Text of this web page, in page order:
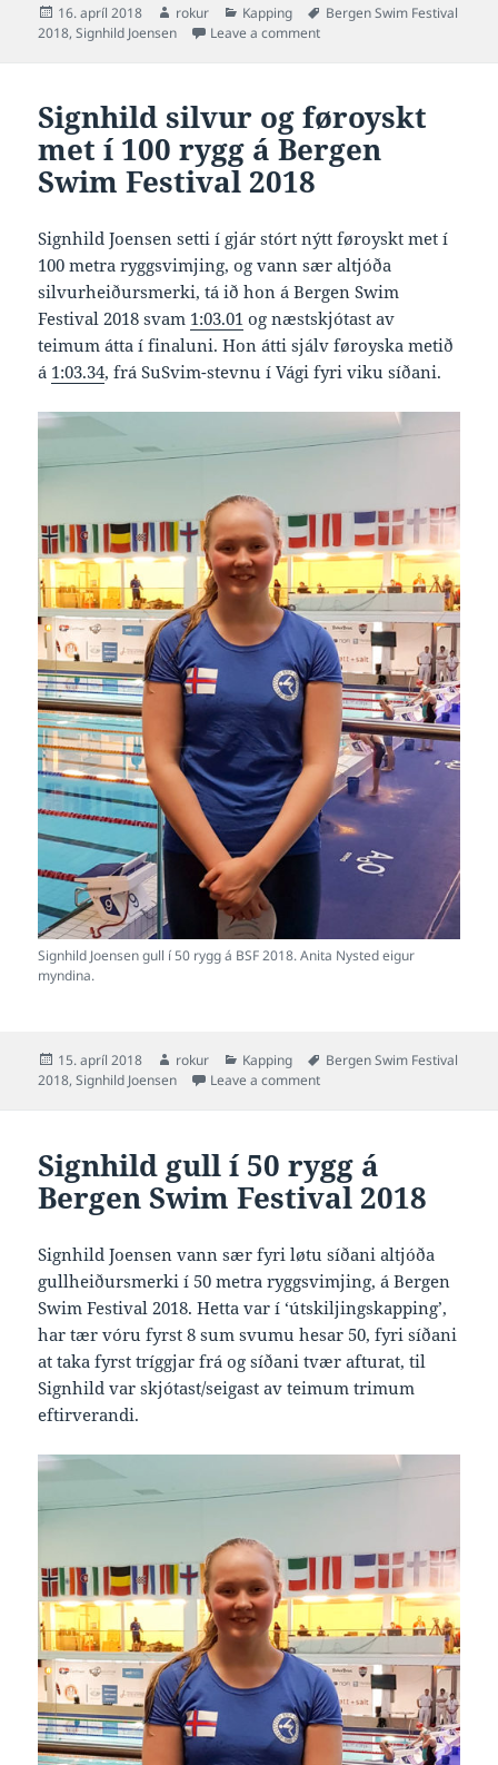
Posted
on
16. apríl 2018 Author
rokur Categories
Kapping Tags
Bergen Swim Festival
2018,Signhild Joensen Leave a commenton Signhild 2:14.99 og gull í
Signhild silvur og føroyskt
met í 100 rygg á Bergen
Swim Festival 2018
Signhild Joensen setti í gjár stórt nýtt føroyskt met í
100 metra ryggsvimjing, og vann sær altjóða
silvurheiðursmerki, tá ið hon á Bergen Swim
Festival 2018 svam 1:03.01 og næstskjótast av
teimum átta í finaluni. Hon átti sjálv føroyska metið
á 1:03.34, frá SuSvim-stevnu í Vági fyri viku síðani.
Signhild Joensen gull í 50 rygg á BSF 2018. Anita Nysted eigur
myndina.
Posted
on
15. apríl 2018 Author
rokur Categories
Kapping Tags
Bergen Swim Festival
2018,Signhild Joensen Leave a commenton Signhild silvur og
Signhild gull í 50 rygg á
Bergen Swim Festival 2018
Signhild Joensen vann sær fyri løtu síðani altjóða
gullheiðursmerki í 50 metra ryggsvimjing, á Bergen
Swim Festival 2018. Hetta var í ‘útskiljingskapping’,
har tær vóru fyrst 8 sum svumu hesar 50, fyri síðani
at taka fyrst tríggjar frá og síðani tvær afturat, til
Signhild var skjótast/seigast av teimum trimum
eftirverandi.